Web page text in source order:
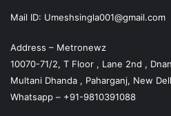
Mail ID: Umeshsingla001@gmail.com
Address – Metronewz
10070-71/2, T Floor , Lane 2nd ,
Multani Dhanda , Paharganj, New
Whatsapp – +91-9810391088